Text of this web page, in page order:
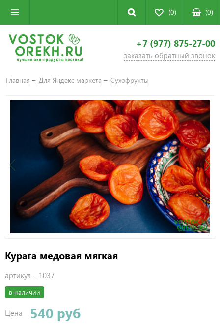
(0) (0)
+7 (977) 875-27-00
заказать обратный звонок
Главная Для Яндекс маркета Сухофрукты
Курага медовая мягкая
артикул – 1037
в наличии
Цена 540 руб